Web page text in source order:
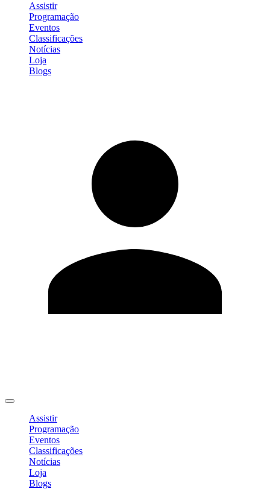
Assistir
Programação
Eventos
Classificações
Notícias
Loja
Blogs
Assistir
Programação
Eventos
Classificações
Notícias
Loja
Blogs